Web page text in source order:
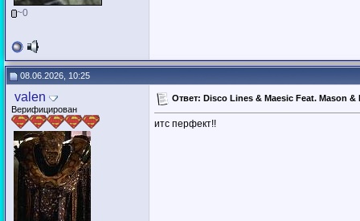
~0
08.06.2026, 10:25
valen
Верифицирован
Ответ: Disco Lines & Maesic Feat. Mason
итс перфект!!